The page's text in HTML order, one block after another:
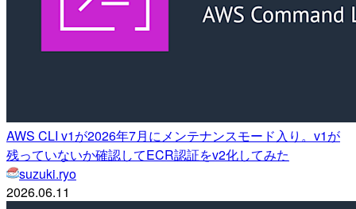
AWS CLI v1が2026年7月にメンテナンスモード入り。v1が
残っていないか確認してECR認証をv2化してみた
suzuki.ryo
2026.06.11